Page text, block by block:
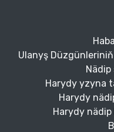
Ulanyş
Harydy yzyna
Harydy
Harydy